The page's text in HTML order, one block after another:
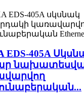
EDS-405A